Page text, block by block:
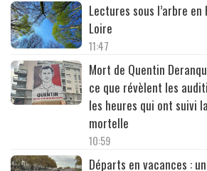
Lectures sous l’arbre en
Loire
11:47
Mort de Quentin
ce que révèlent les
les heures qui ont suivi
mortelle
10:59
Départs en vacances :